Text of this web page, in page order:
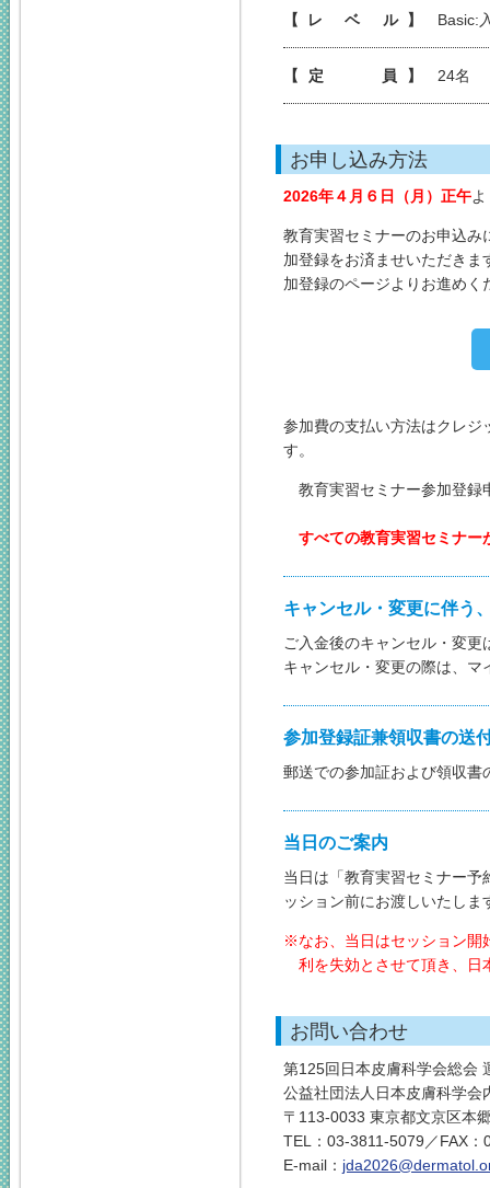
【レ ベ ル】 Basic:
【定 員】 24名
お申し込み方法
2026年４月６日（月）正午
教育実習セミナーのお申込み
加登録をお済ませいただき
加登録のページよりお進めく
参加費の支払い方法はクレジ
す。
教育実習セミナー参加登録
すべての教育実習セミナー
キャンセル・変更に伴う
ご入金後のキャンセル・変
キャンセル・変更の際は、
参加登録証兼領収書の送
郵送での参加証および領収書
当日のご案内
当日は「教育実習セミナー
ッション前にお渡しいたしま
なお、当日はセッション
利を失効とさせて頂き、日
お問い合わせ
第125回日本皮膚科学会総会
公益社団法人日本皮膚科学会
〒113-0033 東京都文京区本
TEL：03-3811-5079／FAX
E-mail：